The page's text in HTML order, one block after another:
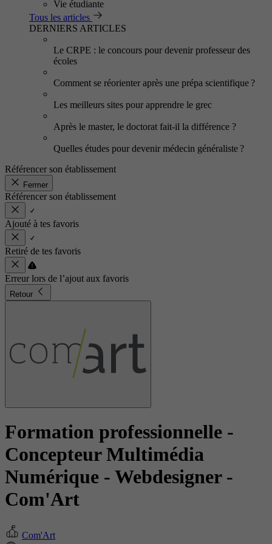
Vie étudiante
Tous les articles
DERNIERS ARTICLES
Le CRPE : le concours pour devenir professeur des
écoles
Comment se réorienter après une prépa scientifique ?
Les meilleurs sites pour apprendre le grec
Après le master, le doctorat fait-il la différence ?
Quelles études pour devenir médecin généraliste ?
Référencer son établissement
Fermer
Référencer son établissement
Ajouté à tes favoris
Retiré de tes favoris
Erreur lors de l’ajout aux favoris
Retour
Formation professionnelle -
Concepteur Multimédia
Numérique - Webdesigner -
Com'Art
Com'Art